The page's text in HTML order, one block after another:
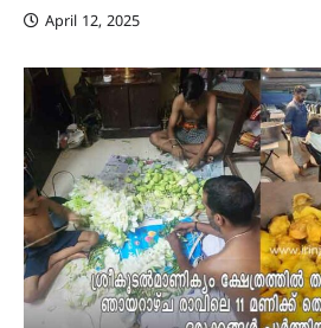
April 12, 2025